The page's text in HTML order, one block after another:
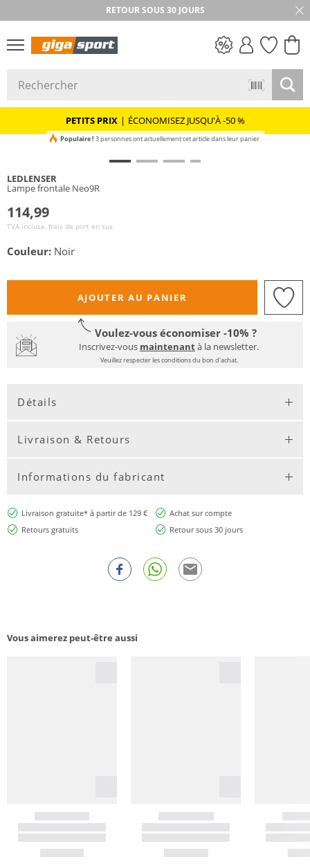
RETOUR SOUS 30 JOURS
PETITS PRIX | ÉCONOMISEZ JUSQU'À -50 %
Populaire ! 3 personnes ont actuellement cet article dans leur panier
LEDLENSER
Lampe frontale Neo9R
114,99
TVA incluse, frais de port en sus
Couleur: Noir
AJOUTER AU PANIER
Voulez-vous économiser -10% ?
Inscrivez-vous maintenantà la newsletter.
Veuillez respecter les conditions du bon d'achat.
Détails
Livraison & Retours
Informations du fabricant
Livraison gratuite* à partir de 129 €
Achat sur compte
Retours gratuits
Retour sous 30 jours
Vous aimerez peut-être aussi